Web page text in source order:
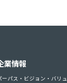
業情報
ーパス・ビジョン・バリ